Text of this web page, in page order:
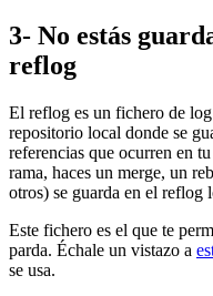
3- No estás
reflog
El reflog es un fichero de
repositorio local donde se
referencias que ocurren en
rama, haces un merge, un
otros) se guarda en el reflog
Este fichero es el que te
parda. Échale un vistazo a
se usa.